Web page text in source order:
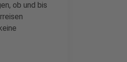
ob und bis